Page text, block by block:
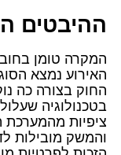
ההיבטים
המקרה טומן
האירוע נמצא
החוק בצורה כה
בטכנולוגיה
ציפיות
והמשק מובילות